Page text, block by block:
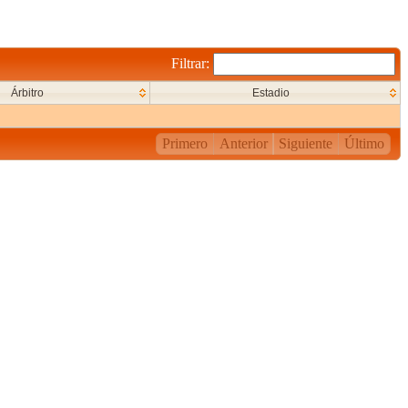
Filtrar:
Árbitro Estadio
Primero Anterior Siguiente Último